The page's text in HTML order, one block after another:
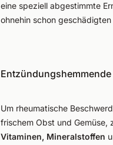
eine speziell abgestimmte
ohnehin schon
Um rheumatische
frischem Obst und Gemüse,
Vitaminen, Mineralstoffen